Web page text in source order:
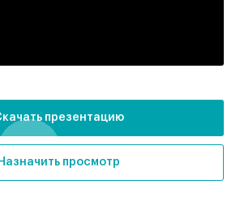
презентацию
Назначить просмотр